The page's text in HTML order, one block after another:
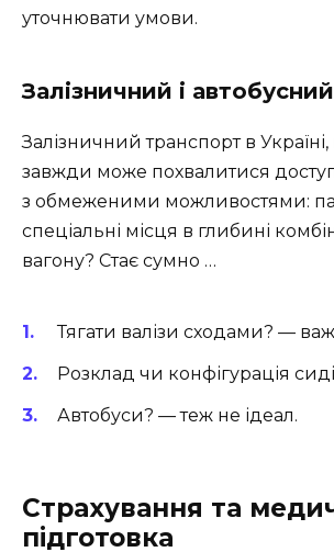
уточнювати умови.
Залізничний і
Залізничний транспорт в
завжди може похвалитися
з обмеженими можливостями:
спеціальні місця в глибині
вагону? Стає сумно …
Тягати валізи сходами? —
Розклад чи конфігурація
Автобуси? — теж не ідеал.
Страхування та
підготовка